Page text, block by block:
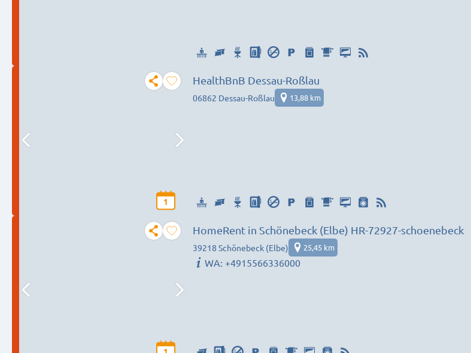
1
HealthBnB Dessau-Roßlau
06862 Dessau-Roßlau 13,88 km
HomeRent in Schönebeck (Elbe) HR-72927-schoenebeck
39218 Schönebeck (Elbe) 25,45 km
WA: +4915566336000